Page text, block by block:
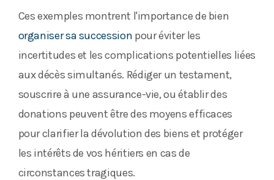
Ces exemples montrent l'importance de bien
organiser sa succession pour éviter les
incertitudes et les complications potentielles liées
aux décès simultanés. Rédiger un testament,
souscrire à une assurance-vie, ou établir des
donations peuvent être des moyens efficaces
pour clarifier la dévolution des biens et protéger
les intérêts de vos héritiers en cas de
circonstances tragiques.